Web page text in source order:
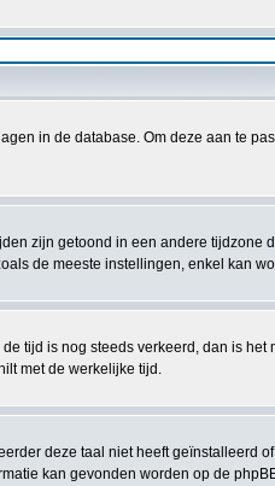
in de database. Om deze aan te
zijn getoond in een andere
de meeste instellingen, enkel kan
tijd is nog steeds verkeerd, dan is
met de werkelijke tijd.
deze taal niet heeft
kan gevonden worden op de